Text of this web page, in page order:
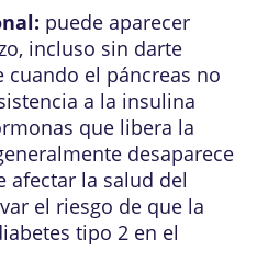
puede aparecer
incluso sin darte
cuando el páncreas no
a la insulina
que libera la
desaparece
afectar la salud del
el riesgo de que la
tipo 2 en el